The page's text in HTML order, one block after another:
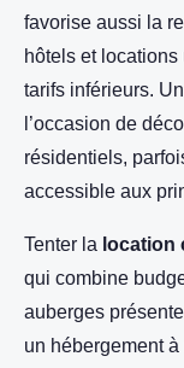
favorise aussi la
hôtels et locations
tarifs inférieurs.
l’occasion de
résidentiels,
accessible aux
Tenter la location
qui combine
auberges
un hébergement